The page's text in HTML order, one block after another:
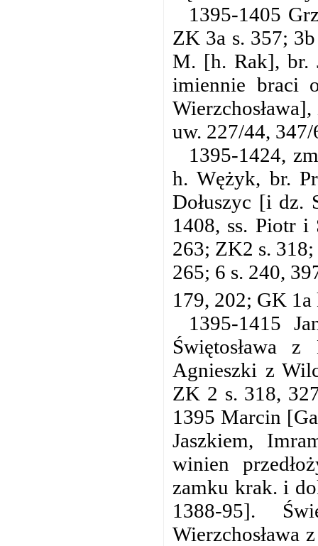
1395-1405
ZK 3a s. 357;
M. [h. Rak], br.
imiennie braci
uw. 227/44,
1395-1424,
h. Wężyk, br.
Dołuszyc [i dz.
1408, ss. Piotr i
263; ZK2 s. 318;
265; 6 s. 240,
179, 202; GK
1395-1415
Świętosława
Agnieszki z
ZK 2 s. 318,
1395 Marcin
Jaszkiem,
winien
zamku krak. i
1388-95].
Wierzchosława